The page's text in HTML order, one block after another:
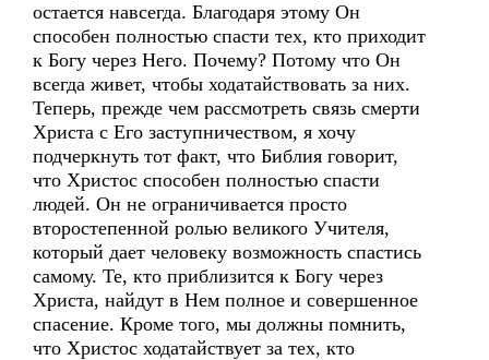
остается навсегда. Благодаря этому Он
способен полностью спасти тех, кто приходит
к Богу через Него. Почему? Потому что Он
всегда живет, чтобы ходатайствовать за них.
Теперь, прежде чем рассмотреть связь смерти
Христа с Его заступничеством, я хочу
подчеркнуть тот факт, что Библия говорит,
что Христос способен полностью спасти
людей. Он не ограничивается просто
второстепенной ролью великого Учителя,
который дает человеку возможность спастись
самому. Те, кто приблизится к Богу через
Христа, найдут в Нем полное и совершенное
спасение. Кроме того, мы должны помнить,
что Христос ходатайствует за тех, кто